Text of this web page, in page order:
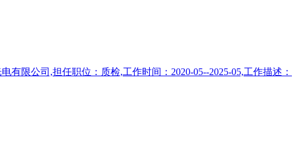
限公司,担任职位：质检,工作时间：2020-05--2025-05,工作描述：